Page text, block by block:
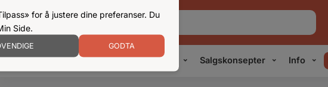
for å justere dine preferanser. Du
Side.
GODTA
Kampanjer Produkter Konsepter Salgskonsepter Info